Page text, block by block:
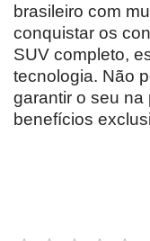
brasileiro com
conquistar os
SUV completo,
tecnologia. Não
garantir o seu na
benefícios